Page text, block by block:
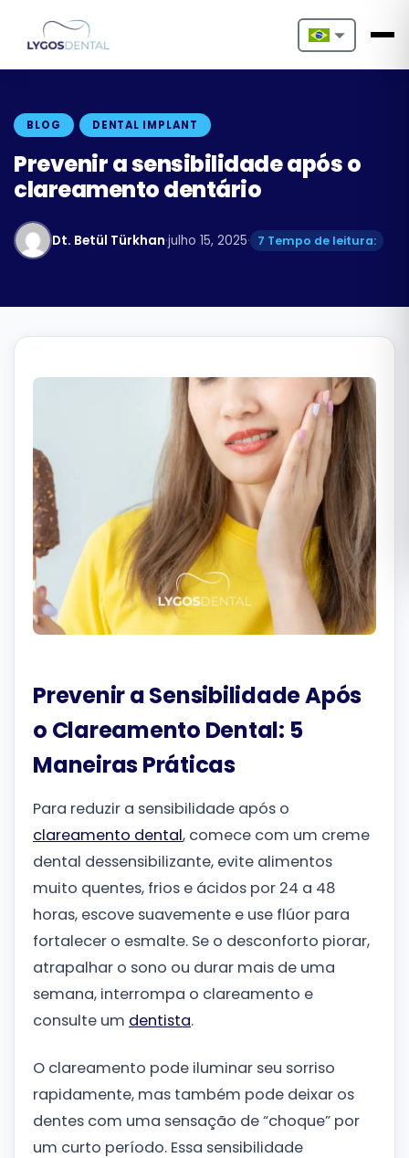
Nederlands
Français
Português
Български
Română
Русский
BLOG DENTAL IMPLANT
Prevenir a sensibilidade após o
clareamento dentário
Dt. Betül Türkhan·julho 15, 2025· 7 Tempo de leitura:
Prevenir a Sensibilidade Após
o Clareamento Dental: 5
Maneiras Práticas
Para reduzir a sensibilidade após o
clareamento dental, comece com um creme
dental dessensibilizante, evite alimentos
muito quentes, frios e ácidos por 24 a 48
horas, escove suavemente e use flúor para
fortalecer o esmalte. Se o desconforto piorar,
atrapalhar o sono ou durar mais de uma
semana, interrompa o clareamento e
consulte um dentista.
O clareamento pode iluminar seu sorriso
rapidamente, mas também pode deixar os
dentes com uma sensação de “choque” por
um curto período. Essa sensibilidade